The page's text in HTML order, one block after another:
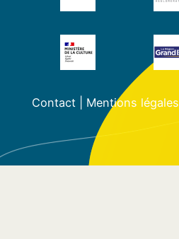
Contact| Mentions légales